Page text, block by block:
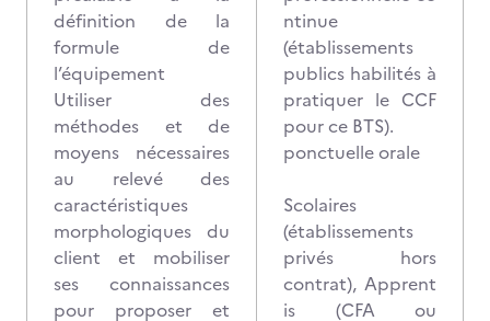
définition de la
formule de
l’équipement
Utiliser des
méthodes et de
moyens nécessaires
au relevé des
caractéristiques
morphologiques du
client et mobiliser
ses connaissances
pour proposer et
ntinue
(établissements
publics habilités à
pratiquer le CCF
pour ce BTS).
ponctuelle orale
Scolaires
(établissements
privés hors
contrat), Apprent
is (CFA ou